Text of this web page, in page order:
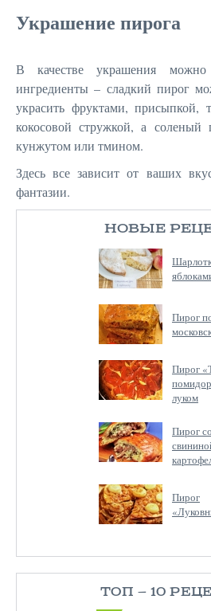
НОВЫЕ
Пирог
Пирог
луком
Пирог со
Пирог
ТОП — 10
Украшение пирога
В качестве украшения можно
ингредиенты – сладкий пирог
украсить фруктами, присыпкой,
кокосовой стружкой, а соленый
кунжутом или тмином.
Здесь все зависит от ваших
фантазии.